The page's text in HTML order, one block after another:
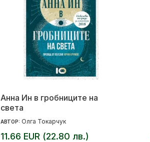
Анна Ин в гробниците на
света
АВТОР: Олга Токарчук
11.66 EUR (22.80 лв.)